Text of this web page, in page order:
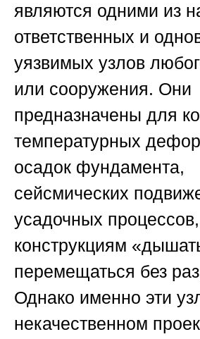
являются одними из
ответственных и
уязвимых узлов
или сооружения. Они
предназначены для
температурных
осадок фундамента,
сейсмических
усадочных
конструкциям
перемещаться без
Однако именно эти
некачественном